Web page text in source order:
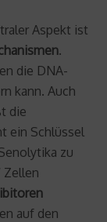
Aspekt ist
.
die DNA-
kann. Auch
die
ein Schlüssel
zu
Zellen
auf den